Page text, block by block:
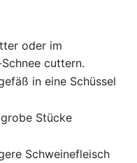
oder im
cuttern.
in eine Schüssel
Stücke
Schweinefleisch